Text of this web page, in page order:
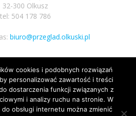
32-300 Olkusz
tel: 504 178 786
biuro@przeglad.olkuski.pl
za nami
cookies i podobnych rozwiązań
personalizować zawartość i treści
dostarczenia funkcji związanych z
i analizy ruchu na stronie. W
do obsługi internetu można zmienić